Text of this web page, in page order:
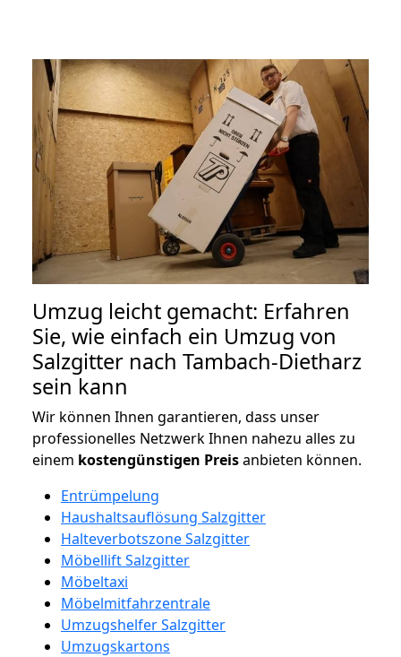
Umzug leicht gemacht: Erfahren
Sie, wie einfach ein Umzug von
Salzgitter nach Tambach-Dietharz
sein kann
Wir können Ihnen garantieren, dass unser
professionelles Netzwerk Ihnen nahezu alles zu
einem kostengünstigen Preisanbieten können.
Entrümpelung
Haushaltsauflösung Salzgitter
Halteverbotszone Salzgitter
Möbellift Salzgitter
Möbeltaxi
Möbelmitfahrzentrale
Umzugshelfer Salzgitter
Umzugskartons